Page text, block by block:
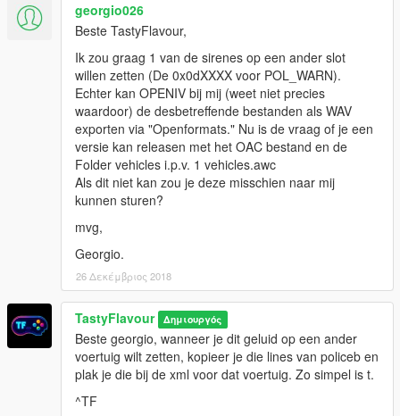
georgio026
Beste TastyFlavour,
Ik zou graag 1 van de sirenes op een ander slot
willen zetten (De 0x0dXXXX voor POL_WARN).
Echter kan OPENIV bij mij (weet niet precies
waardoor) de desbetreffende bestanden als WAV
exporten via "Openformats." Nu is de vraag of je een
versie kan releasen met het OAC bestand en de
Folder vehicles i.p.v. 1 vehicles.awc
Als dit niet kan zou je deze misschien naar mij
kunnen sturen?
mvg,
Georgio.
26 Δεκέμβριος 2018
TastyFlavour Δημιουργός
Beste georgio, wanneer je dit geluid op een ander
voertuig wilt zetten, kopieer je die lines van policeb en
plak je die bij de xml voor dat voertuig. Zo simpel is t.
^TF